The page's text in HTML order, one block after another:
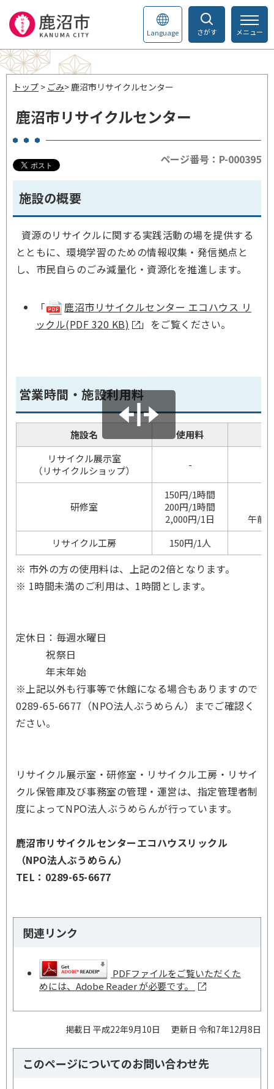
さがす
Language メニュー
トップ > ごみ> 鹿沼市リサイクルセンター
鹿沼市リサイクルセンター
ページ番号：P-000395
施設の概要
資源のリサイクルに関する実践活動の場を提供する
とともに、環境学習のための情報収集・発信拠点と
し、市民自らのごみ減量化・資源化を推進します。
「
鹿沼市リサイクルセンター エコハウス リ
ックル(PDF 320 KB) 」をご覧ください。
営業時間・施設利用料
施設名 使用料
リサイクル展示室
（リサイクルショップ）
-
研修室
150円/1時間
200円/1時間
2,000円/1日
午前9
リサイクル工房
150円/1人
※ 市外の方の使用料は、上記の2倍となります。
※ 1時間未満のご利用は、1時間とします。
定休日：毎週水曜日
祝祭日
年末年始
※上記以外も行事等で休館になる場合もありますので
0289-65-6677（NPO法人ぶうめらん）までご確認く
ださい。
リサイクル展示室・研修室・リサイクル工房・リサイ
クル保管庫及び事務室の管理・運営は、指定管理者制
度によってNPO法人ぶうめらんが行っています。
鹿沼市リサイクルセンターエコハウスリックル
（NPO法人ぶうめらん）
TEL：0289-65-6677
関連リンク
PDFファイルをご覧いただくた
めには、Adobe Reader が必要です。
掲載日 平成22年9月10日 更新日 令和7年12月8日
このページについてのお問い合わせ先